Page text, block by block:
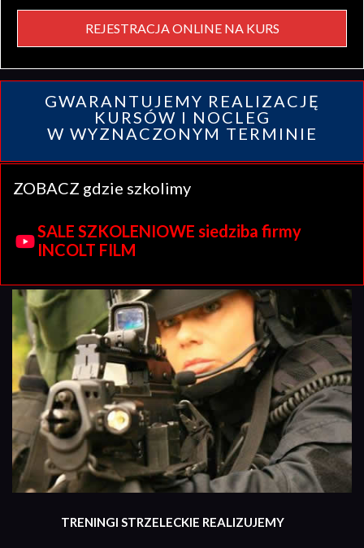
REJESTRACJA ONLINE NA KURS
GWARANTUJEMY REALIZACJĘ
KURSÓW I NOCLEG
W WYZNACZONYM TERMINIE
ZOBACZ gdzie szkolimy
SALE SZKOLENIOWE siedziba firmy
INCOLT FILM
TRENINGI STRZELECKIE REALIZUJEMY